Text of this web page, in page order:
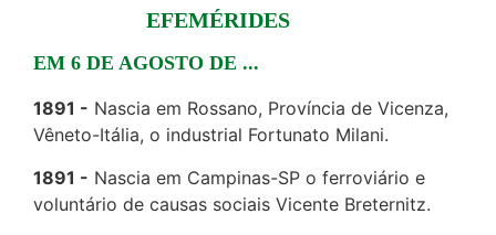
EFEMÉRIDES
EM 6 DE AGOSTO DE ...
1891
Nascia em Rossano, Província de Vicenza,
Vêneto-Itália, o industrial Fortunato Milani.
1891
Nascia em Campinas-SP o ferroviário e
voluntário de causas sociais Vicente Breternitz.